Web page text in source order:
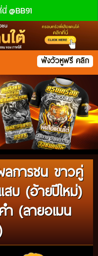
@BB91
ฟังวัวหูฟรี คลิก
การชน ขาวคู่
บ (อ้ายปีใหม่)
ำ (ลายอเมน